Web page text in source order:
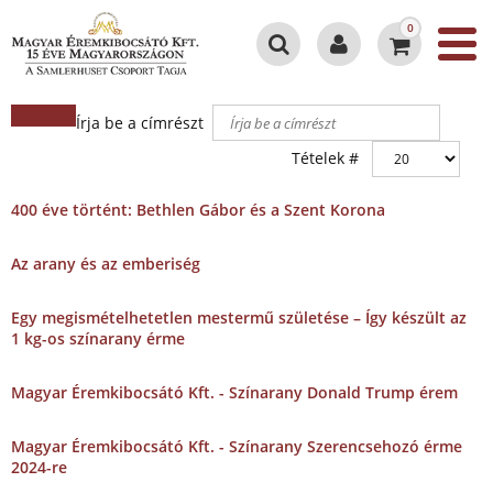
0
Írja be a címrészt
Tételek #
400 éve történt: Bethlen Gábor és a Szent Korona
Az arany és az emberiség
Egy megismételhetetlen mestermű születése – Így készült az
1 kg-os színarany érme
Magyar Éremkibocsátó Kft. - Színarany Donald Trump érem
Magyar Éremkibocsátó Kft. - Színarany Szerencsehozó érme
2024-re